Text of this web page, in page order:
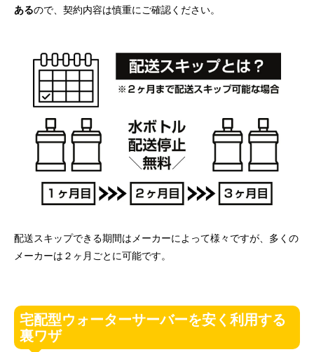
あるので、契約内容は慎重にご確認ください。
配送スキップできる期間はメーカーによって様々ですが、多くの
メーカーは２ヶ月ごとに可能です。
宅配型ウォーターサーバーを安く利用する
裏ワザ